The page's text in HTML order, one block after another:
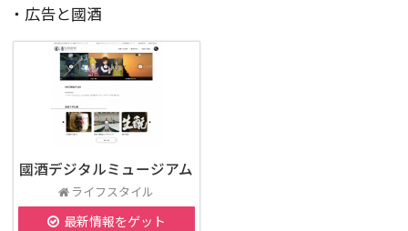
・広告と國酒
國酒デジタルミュージアム
ライフスタイル
最新情報をゲット